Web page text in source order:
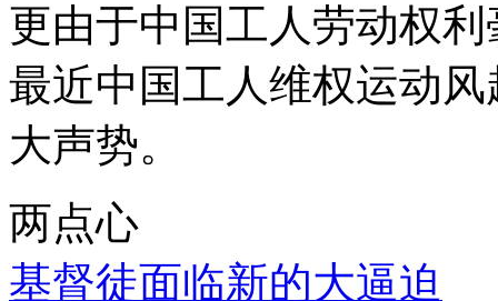
更由于中国工人劳动权
最近中国工人维权运动
大声势。
两点心
基督徒面临新的大逼迫